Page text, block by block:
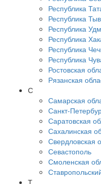
Республика
Республика
Республика
Республика
Республика
Республика
Ростовская
Рязанская
С
Самарская
Санкт-
Саратовская
Сахалинская
Свердловская
Севастополь
Смоленская
Т